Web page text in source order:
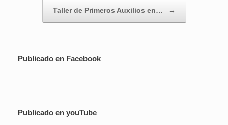
k
Taller de Primeros Auxilios en… →
Publicado en Facebook
Publicado en youTube